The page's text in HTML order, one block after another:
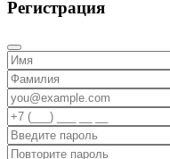
Регистрация